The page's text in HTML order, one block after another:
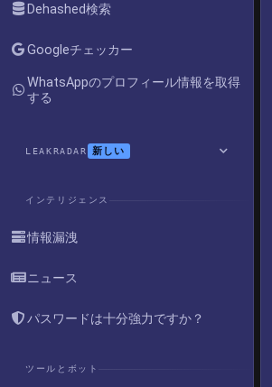
Dehashed検索
Googleチェッカー
WhatsAppのプロフィール情報を取得
する
LEAKRADAR 新しい
インテリジェンス
情報漏洩
ニュース
パスワードは十分強力ですか？
ツールとボット